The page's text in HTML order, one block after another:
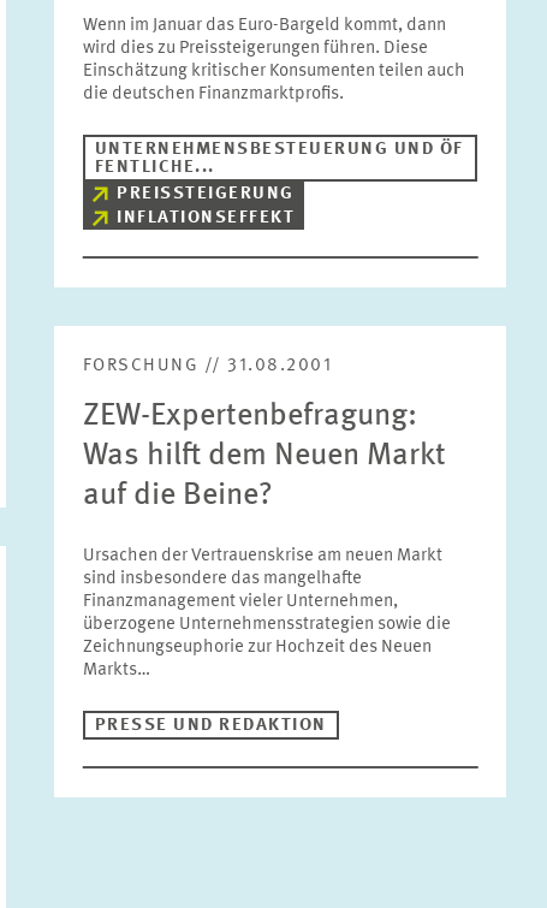
Wenn im Januar das Euro-Bargeld kommt, dann
wird dies zu Preissteigerungen führen. Diese
Einschätzung kritischer Konsumenten teilen auch
die deutschen Finanzmarktprofis.
UNTERNEHMENSBESTEUERUNG UND ÖF
FENTLICHE...
PREISSTEIGERUNG
INFLATIONSEFFEKT
FORSCHUNG // 31.08.2001
ZEW-Expertenbefragung:
Was hilft dem Neuen Markt
auf die Beine?
Ursachen der Vertrauenskrise am neuen Markt
sind insbesondere das mangelhafte
Finanzmanagement vieler Unternehmen,
überzogene Unternehmensstrategien sowie die
Zeichnungseuphorie zur Hochzeit des Neuen
Markts…
PRESSE UND REDAKTION